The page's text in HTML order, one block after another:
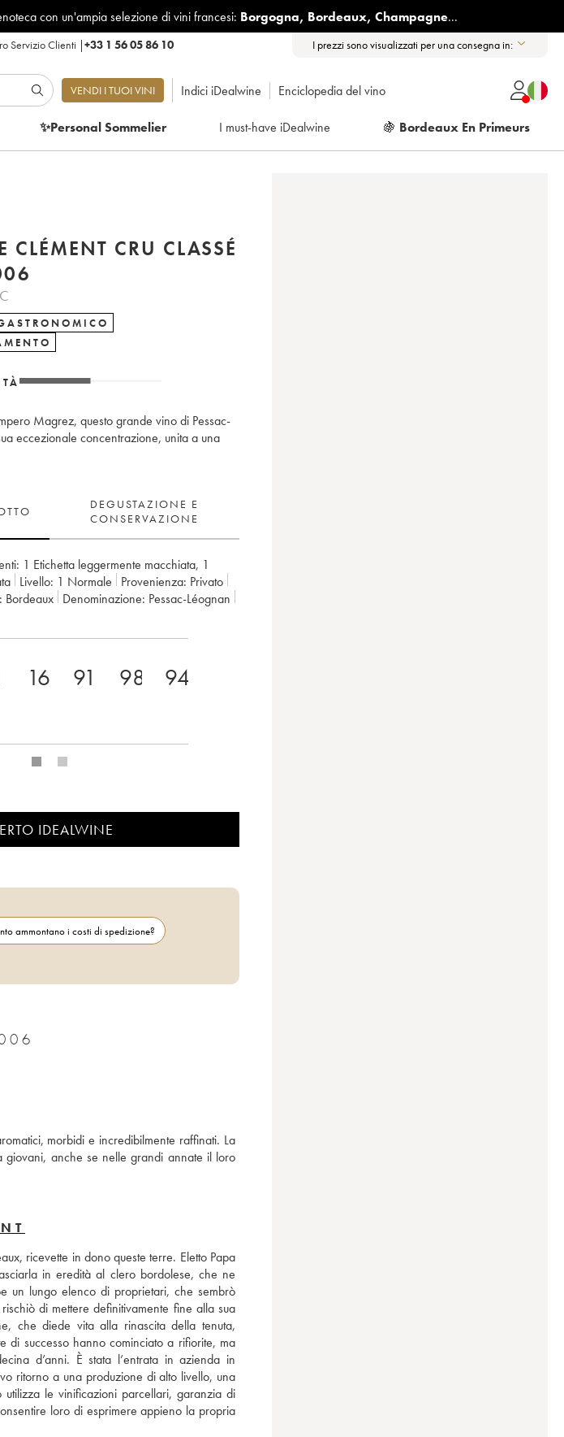
con un'ampia selezione di vini francesi: Borgogna, Bordeaux, Champagne...
Servizio Clienti |+33 1 56 05 86 10 I prezzi sono visualizzati per una consegna in:
VENDI I TUOI VINI Indici iDealwine Enciclopedia del vino
✨Personal Sommelier I must-have iDealwine 🍇 Bordeaux En Primeurs
CLÉMENT CRU CLASSÉ
2006
Magrez, questo grande vino di Pessac-
eccezionale concentrazione, unita a una
DEGUSTAZIONE E
CONSERVAZIONE
1 Etichetta leggermente macchiata, 1
Livello: 1 Normale Provenienza:
privato
Bordeaux Denominazione: Pessac-Léognan
Graves
16 91 98 94
IDEALWINE
ammontano i costi di spedizione?
CRU CLASSÉ DE GRAVES 2006
morbidi e incredibilmente raffinati. La
anche se nelle grandi annate il loro
ricevette in dono queste terre. Eletto Papa
in eredità al clero bordolese, che ne
un lungo elenco di proprietari, che sembrò
di mettere definitivamente fine alla sua
che diede vita alla rinascita della tenuta,
successo hanno cominciato a rifiorite, ma
d’anni. È stata l’entrata in azienda in
ritorno a una produzione di alto livello, una
utilizza le vinificazioni parcellari, garanzia di
loro di esprimere appieno la propria